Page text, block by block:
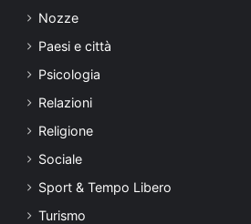
Nozze
Paesi e città
Psicologia
Relazioni
Religione
Sociale
Sport & Tempo Libero
Turismo